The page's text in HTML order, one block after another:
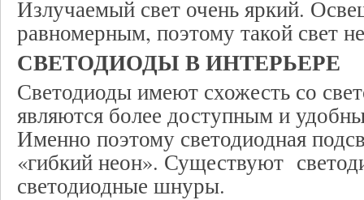
Излучаемый свет очень яркий.
равномерным, поэтому такой свет
СВЕТОДИОДЫ В ИНТЕРЬЕРЕ
Светодиоды имеют схожесть со
являются более доступным и
Именно поэтому светодиодная
«гибкий неон». Существуют
светодиодные шнуры.